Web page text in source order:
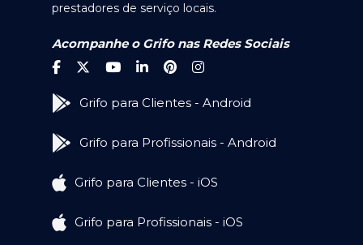
prestadores de serviço locais.
Acompanhe o Grifo nas Redes Sociais
Grifo para Clientes - Android
Grifo para Profissionais - Android
Grifo para Clientes - iOS
Grifo para Profissionais - iOS